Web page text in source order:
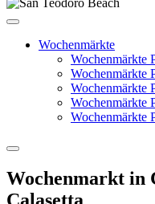
Wochenmärkte
Wochenmärkte
Wochenmärkte
Wochenmärkte
Wochenmärkte
Wochenmärkte
Wochenmarkt in